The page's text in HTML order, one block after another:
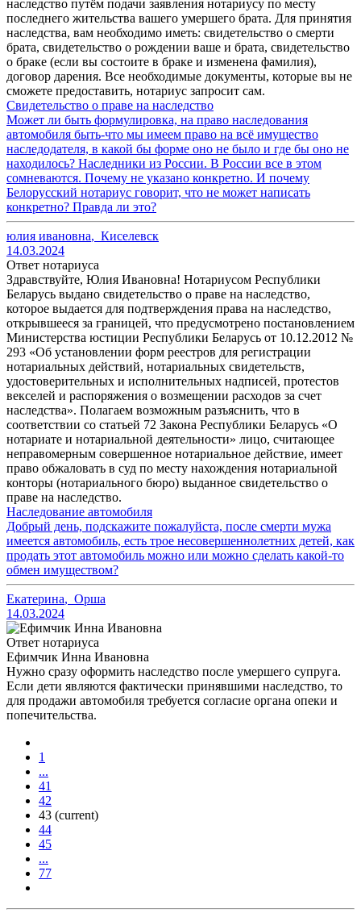
наследство путём подачи заявления нотариусу по месту
последнего жительства вашего умершего брата. Для принятия
наследства, вам необходимо иметь: свидетельство о смерти
брата, свидетельство о рождении ваше и брата, свидетельство
о браке (если вы состоите в браке и изменена фамилия),
договор дарения. Все необходимые документы, которые вы не
сможете предоставить, нотариус запросит сам.
Свидетельство о праве на наследство
Может ли быть формулировка, на право наследования
автомобиля быть-что мы имеем право на всё имущество
наследодателя, в какой бы форме оно не было и где бы оно не
находилось? Наследники из России. В России все в этом
сомневаются. Почему не указано конкретно. И почему
Белорусский нотариус говорит, что не может написать
конкретно? Правда ли это?
юлия ивановна, Киселевск
14.03.2024
Ответ нотариуса
Здравствуйте, Юлия Ивановна! Нотариусом Республики
Беларусь выдано свидетельство о праве на наследство,
которое выдается для подтверждения права на наследство,
открывшееся за границей, что предусмотрено постановлением
Министерства юстиции Республики Беларусь от 10.12.2012 №
293 «Об установлении форм реестров для регистрации
нотариальных действий, нотариальных свидетельств,
удостоверительных и исполнительных надписей, протестов
векселей и распоряжения о возмещении расходов за счет
наследства». Полагаем возможным разъяснить, что в
соответствии со статьей 72 Закона Республики Беларусь «О
нотариате и нотариальной деятельности» лицо, считающее
неправомерным совершенное нотариальное действие, имеет
право обжаловать в суд по месту нахождения нотариальной
конторы (нотариального бюро) выданное свидетельство о
праве на наследство.
Наследование автомобиля
Добрый день, подскажите пожалуйста, после смерти мужа
имеется автомобиль, есть трое несовершеннолетних детей, как
продать этот автомобиль можно или можно сделать какой-то
обмен имуществом?
Екатерина, Орша
14.03.2024
Ответ нотариуса
Ефимчик Инна Ивановна
Нужно сразу оформить наследство после умершего супруга.
Если дети являются фактически принявшими наследство, то
для продажи автомобиля требуется согласие органа опеки и
попечительства.
1
...
41
42
43 (current)
44
45
...
77